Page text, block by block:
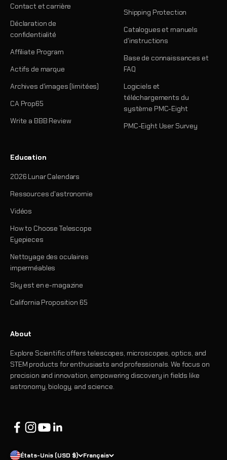
Contact et carrière
Déclaration de
confidentialité
Affiliate Program
Actifs de marque
Archives d'images (limitées)
CA Prop65
Write a BBB Review
Shipping Protection
Catalogues et manuels
d'instructions
Base de connaissances et
FAQ
Logiciels et
téléchargements du
système PMC-Eight
PMC-Eight User Survey
Education
2026 Lunar Calendars
Ressources d'astronomie
Vidéos
How to Choose Telescope
Eyepieces
Nettoyage des oculaires
imperméables
Sky est en e-magazine
California Proposition 65
About
Explore Scientific offers telescopes, microscopes, optics, and
STEM products for enthusiasts and professionals. We focus on
precision and innovation, empowering discovery in fields like
astronomy, biology, and science.
États-Unis (USD $) Français